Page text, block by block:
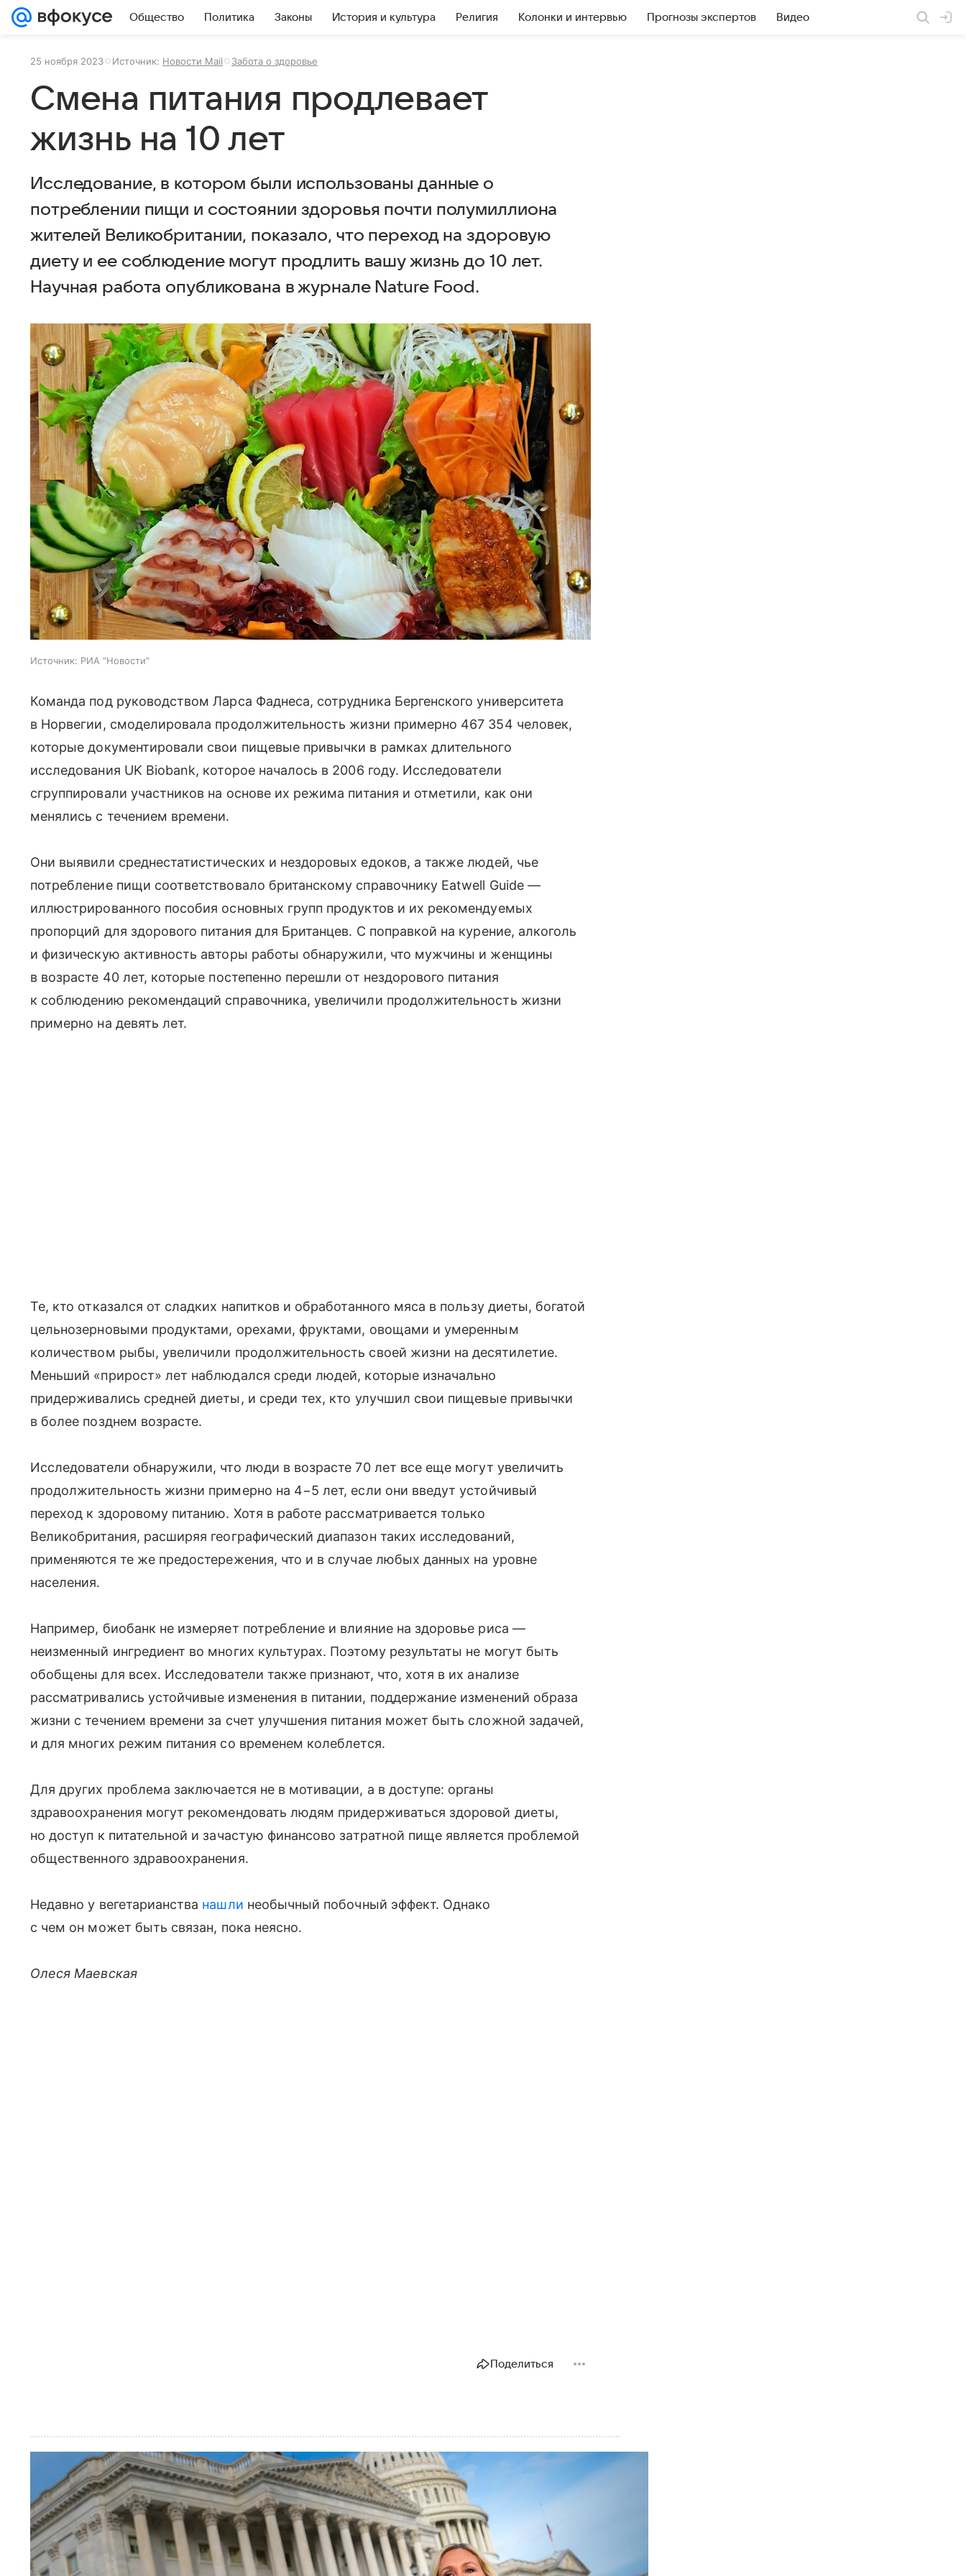
Общество Политика Законы История и культура Религия Колонки и интервью Прогнозы экспертов Видео
25 ноября 2023 Источник: Новости Mail Забота о здоровье
Смена питания продлевает
жизнь на 10 лет
Исследование, в котором были использованы данные о
потреблении пищи и состоянии здоровья почти полумиллиона
жителей Великобритании, показало, что переход на здоровую
диету и ее соблюдение могут продлить вашу жизнь до 10 лет.
Научная работа опубликована в журнале Nature Food.
Источник: РИА "Новости"
Команда под руководством Ларса Фаднеса, сотрудника Бергенского университета
в Норвегии, смоделировала продолжительность жизни примерно 467 354 человек,
которые документировали свои пищевые привычки в рамках длительного
исследования UK Biobank, которое началось в 2006 году. Исследователи
сгруппировали участников на основе их режима питания и отметили, как они
менялись с течением времени.
Они выявили среднестатистических и нездоровых едоков, а также людей, чье
потребление пищи соответствовало британскому справочнику Eatwell Guide —
иллюстрированного пособия основных групп продуктов и их рекомендуемых
пропорций для здорового питания для Британцев. С поправкой на курение, алкоголь
и физическую активность авторы работы обнаружили, что мужчины и женщины
в возрасте 40 лет, которые постепенно перешли от нездорового питания
к соблюдению рекомендаций справочника, увеличили продолжительность жизни
примерно на девять лет.
Те, кто отказался от сладких напитков и обработанного мяса в пользу диеты, богатой
цельнозерновыми продуктами, орехами, фруктами, овощами и умеренным
количеством рыбы, увеличили продолжительность своей жизни на десятилетие.
Меньший «прирост» лет наблюдался среди людей, которые изначально
придерживались средней диеты, и среди тех, кто улучшил свои пищевые привычки
в более позднем возрасте.
Исследователи обнаружили, что люди в возрасте 70 лет все еще могут увеличить
продолжительность жизни примерно на 4−5 лет, если они введут устойчивый
переход к здоровому питанию. Хотя в работе рассматривается только
Великобритания, расширяя географический диапазон таких исследований,
применяются те же предостережения, что и в случае любых данных на уровне
населения.
Например, биобанк не измеряет потребление и влияние на здоровье риса —
неизменный ингредиент во многих культурах. Поэтому результаты не могут быть
обобщены для всех. Исследователи также признают, что, хотя в их анализе
рассматривались устойчивые изменения в питании, поддержание изменений образа
жизни с течением времени за счет улучшения питания может быть сложной задачей,
и для многих режим питания со временем колеблется.
Для других проблема заключается не в мотивации, а в доступе: органы
здравоохранения могут рекомендовать людям придерживаться здоровой диеты,
но доступ к питательной и зачастую финансово затратной пище является проблемой
общественного здравоохранения.
Недавно у вегетарианства нашли необычный побочный эффект. Однако
с чем он может быть связан, пока неясно.
Олеся Маевская
Поделиться